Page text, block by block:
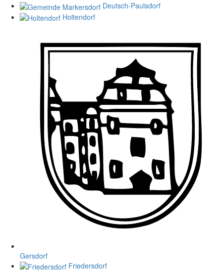
Deutsch-Paulsdorf
Holtendorf
Gersdorf
Friedersdorf